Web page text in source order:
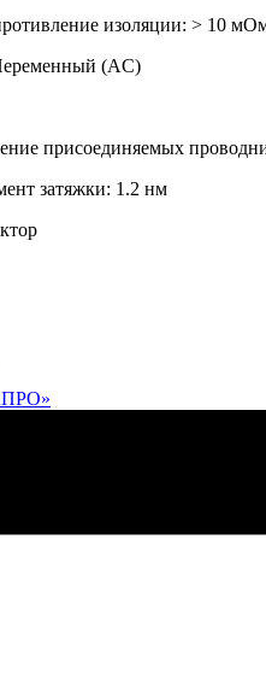
изоляции: > 10
(AC)
присоединяемых
затяжки: 1.2 нм